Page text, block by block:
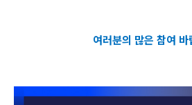
여러분의 많은 참여 바